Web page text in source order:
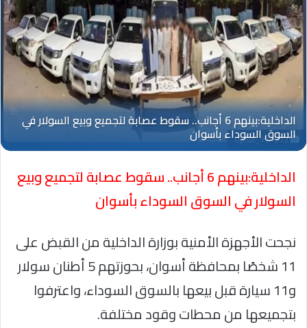
Oplus_131072
الداخلية:بينهم 6 أجانب.. سقوط عصابة لتجميع وبيع
السولار في السوق السوداء بأسوان
نجحت الأجهزة الأمنية بوزارة الداخلية من القبض على
11 شخصًا بمحافظة أسوان، بحوزتهم 5 أطنان سولار
و11 سيارة قبل بيعها بالسوق السوداء، واعترفوا
بتجميعها من محطات وقود مختلفة.